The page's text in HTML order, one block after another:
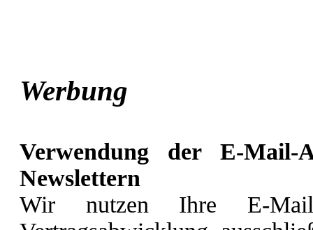
Werbung
Verwendung der E-
Newslettern
Wir nutzen Ihre E-